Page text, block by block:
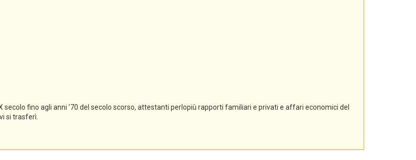
fino agli anni ’70 del secolo scorso, attestanti perlopiù rapporti familiari e privati e affari economici del
si trasferì.